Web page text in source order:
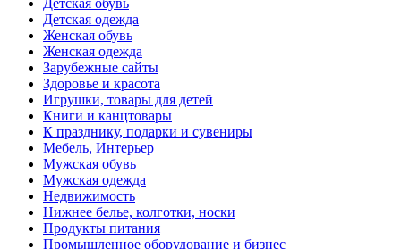
Детская одежда
Женская обувь
Женская одежда
Зарубежные сайты
Здоровье и красота
Игрушки, товары для детей
Книги и канцтовары
К празднику, подарки и сувениры
Мебель, Интерьер
Мужская обувь
Мужская одежда
Недвижимость
Нижнее белье, колготки, носки
Продукты питания
Промышленное оборудование и бизнес